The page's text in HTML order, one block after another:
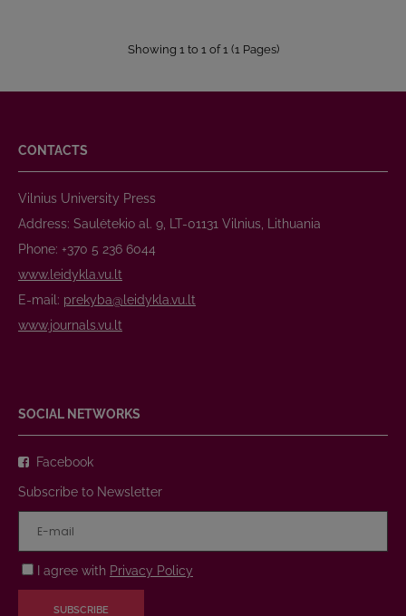
Showing 1 to 1 of 1 (1 Pages)
CONTACTS
Vilnius University Press
Address: Saulėtekio al. 9, LT-01131 Vilnius, Lithuania
Phone: +370 5 236 6044
www.leidykla.vu.lt
E-mail: prekyba@leidykla.vu.lt
www.journals.vu.lt
SOCIAL NETWORKS
Facebook
Subscribe to Newsletter
I agree with Privacy Policy
SUBSCRIBE